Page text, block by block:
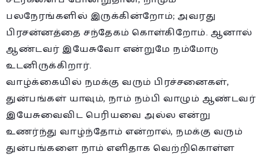
பலநேரங்களில் இருக்கின்றோம்; அவரது
பிரசன்னத்தை சந்தேகம் கொள்கிறோம். ஆனால்
ஆண்டவர் இயேசுவோ என்றுமே நம்மோடு
உடனிருக்கிறார்.
வாழ்க்கையில் நமக்கு வரும் பிரச்சனைகள்,
துன்பங்கள் யாவும், நாம் நம்பி வாழும் ஆண்டவர்
இயேசுவைவிட பெரியவை அல்ல என்று
உணர்ந்து வாழ்ந்தோம் என்றால், நமக்கு வரும்
துன்பங்களை நாம் எளிதாக வெற்றிகொள்ள